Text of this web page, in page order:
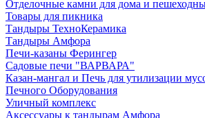
Отделочные камни для дома и
Товары для пикника
Тандыры ТехноКерамика
Тандыры Амфора
Печи-казаны Ферингер
Садовые печи "ВАРВАРА"
Казан-мангал и Печь для утилизации
Печного Оборудования
Уличный комплекс
Аксессуары к тандырам Амфора